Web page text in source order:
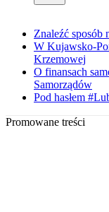
Znaleźć sposób
W Kujawsko-
Krzemowej
O finansach
Samorządów
Pod hasłem
Promowane treści